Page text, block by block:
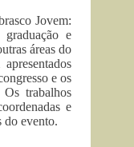
Jovem:
graduação e
áreas do
e os
Os trabalhos
e
do evento.